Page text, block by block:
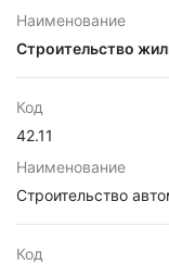
Наименование
Строительство
Код
42.11
Наименование
Строительство
Код